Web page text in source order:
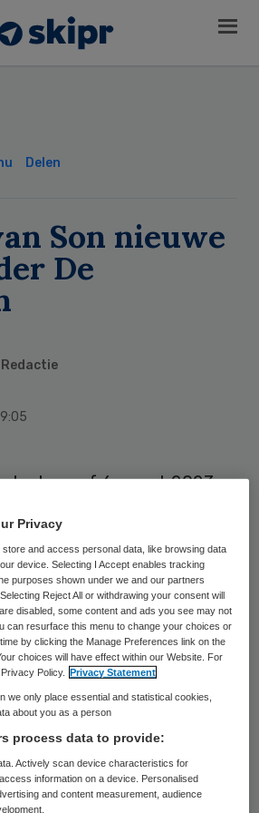
Delen
Son nieuwe
De
start vanaf 6 maart 2023
biedt aan
beperking in Noord-
over van Het Raamwerk,
die ondersteuning biedt aan
met een
zij directeur Zorg en
is.
functie heeft zij gewerkt
van zorgprogramma’s,
Privacy
store and access personal data, like browsing data
device. Selecting I Accept enables tracking
purposes shown under we and our partners
Reject All or withdrawing your consent will
disabled, some content and ads you see may not
can resurface this menu to change your choices or
by clicking the Manage Preferences link on the
choices will have effect within our Website. For
Policy.
Privacy Statement
we only place essential and statistical cookies,
about you as a person
process data to provide:
Actively scan device characteristics for
information on a device. Personalised
and content measurement, audience